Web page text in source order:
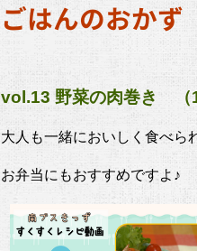
ごはんのおかず
vol.13 野菜の肉巻き （1
大人も一緒においしく食べら
お弁当にもおすすめですよ♪